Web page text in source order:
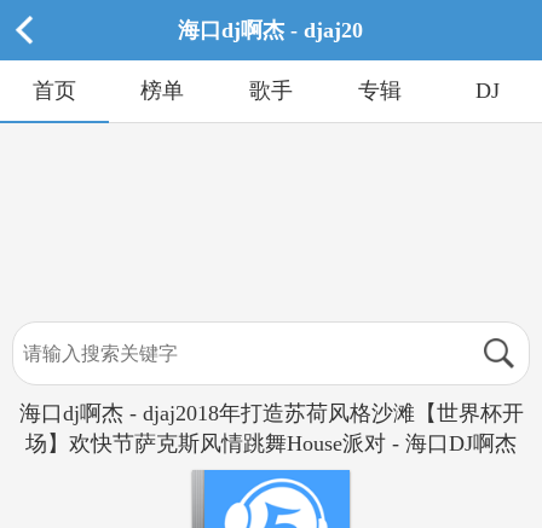
海口dj啊杰 - djaj20
首页 榜单 歌手 专辑 DJ
海口dj啊杰 - djaj2018年打造苏荷风格沙滩【世界杯开
场】欢快节萨克斯风情跳舞House派对 - 海口DJ啊杰